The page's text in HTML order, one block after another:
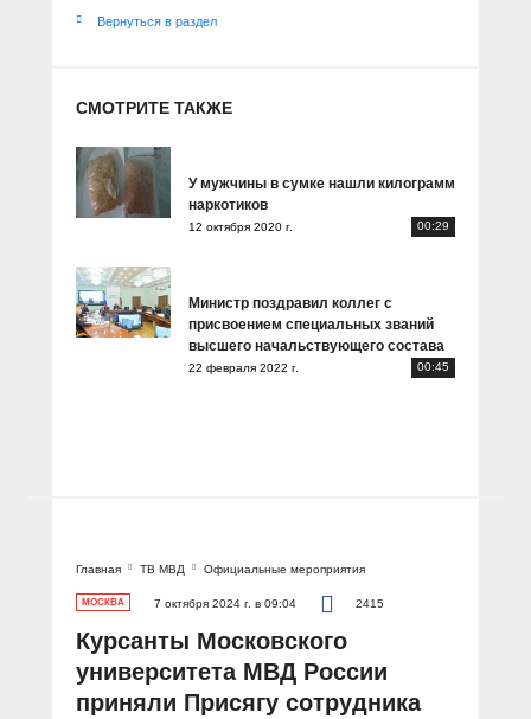
Вернуться в раздел
СМОТРИТЕ ТАКЖЕ
У мужчины в сумке нашли килограмм
наркотиков
12 октября 2020 г. 00:29
Министр поздравил коллег с
присвоением специальных званий
высшего начальствующего состава
22 февраля 2022 г. 00:45
Главная ТВ МВД Официальные мероприятия
МОСКВА 7 октября 2024 г. в 09:04 2415
Курсанты Московского
университета МВД России
приняли Присягу сотрудника